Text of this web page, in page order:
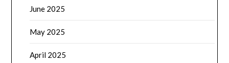
June 2025
May 2025
April 2025